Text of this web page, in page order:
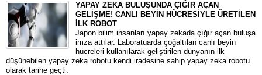
YAPAY ZEKA BULUŞUNDA ÇIĞIR AÇAN
GELİŞME! CANLI BEYİN HÜCRESİYLE ÜRETİLEN
İLK ROBOT
Japon bilim insanları yapay zekada çığır açan buluşa
imza attılar. Laboratuarda çoğaltılan canlı beyin
hücreleri kullanılarak geliştirilen dünyanın ilk
düşünebilen yapay zeka robotu kendi iradesine sahip yapay zeka robotu
olarak tarihe geçti.